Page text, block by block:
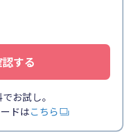
する
お試し。
ドはこちら